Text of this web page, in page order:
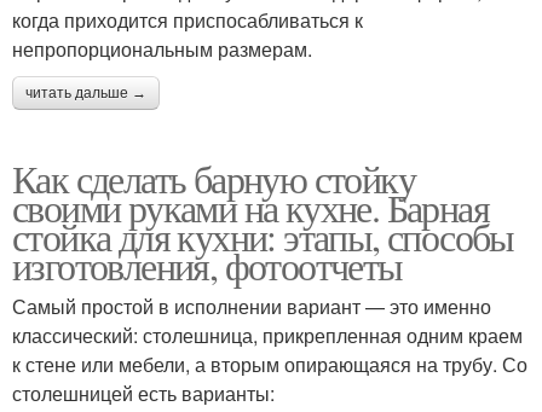
когда приходится приспосабливаться к
непропорциональным размерам.
читать дальше →
Как сделать барную стойку
своими руками на кухне. Барная
стойка для кухни: этапы, способы
изготовления, фотоотчеты
Самый простой в исполнении вариант — это именно
классический: столешница, прикрепленная одним краем
к стене или мебели, а вторым опирающаяся на трубу. Со
столешницей есть варианты: